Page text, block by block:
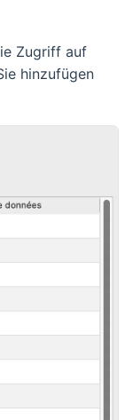
Zugriff auf
hinzufügen